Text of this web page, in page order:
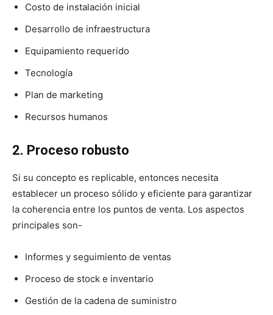
Costo de instalación inicial
Desarrollo de infraestructura
Equipamiento requerido
Tecnología
Plan de marketing
Recursos humanos
2. Proceso robusto
Si su concepto es replicable, entonces necesita
establecer un proceso sólido y eficiente para garantizar
la coherencia entre los puntos de venta. Los aspectos
principales son-
Informes y seguimiento de ventas
Proceso de stock e inventario
Gestión de la cadena de suministro